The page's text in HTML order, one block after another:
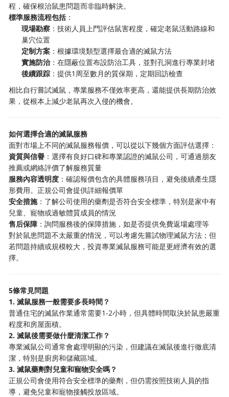
程，確保根治鼠患問題而非臨時解決。
標準服務流程包括：
現場勘察 ：技術人員上門評估鼠害程度，確定老鼠活動路線和
巢穴位置
定制方案 ：根據環境類型選擇最合適的滅鼠方法
實施防治：在隱蔽位置布設防治工具，並對孔洞進行專業封堵
後續跟踪 ：提供1周至數月的質保期，定期回訪檢查
相比自行嘗試滅鼠，專業服務不僅效率更高，還能提供長期防治效
果，從根本上減少老鼠再次入侵的機會。
如何選擇合適的滅鼠服務
面對市場上不同的滅鼠服務報價，可以從以下幾個方面評估選擇：
資質與信譽 ：選擇有良好口碑和專業認證的滅鼠公司，可通過朋友
推薦或網絡評價了解服務質量
服務內容透明度 ：確認報價包含的具體服務項目，避免後續產生隱
形費用。正規公司會提供詳細報價單
安全措施：了解公司使用的藥劑是否符合安全標準，特別是家中有
兒童、寵物或過敏體質成員的情況
售后保障 ：詢問服務後的保障措施，如是否提供免費返場處理等
對於鼠患問題不太嚴重的情況，可以考慮先嘗試物理滅鼠方法；但
若問題持續或規模較大，投資專業滅鼠服務可能是更經濟有效的選
擇。
5條常見問題
1. 滅鼠服務一般需要多長時間？
普通住宅的滅鼠作業通常需要1-2小時，但具體時間取決於鼠患嚴重
程度和房屋面積。
2. 滅鼠後需要做什麼清潔工作？
專業滅鼠公司通常會處理明顯的污染，但建議在滅鼠後進行徹底清
潔，特別是廚房和儲藏區域。
3. 滅鼠藥劑對兒童和寵物安全嗎？
正規公司會使用符合安全標準的藥劑，但仍需按照技術人員的指
導，避免兒童和寵物接觸投放區域。